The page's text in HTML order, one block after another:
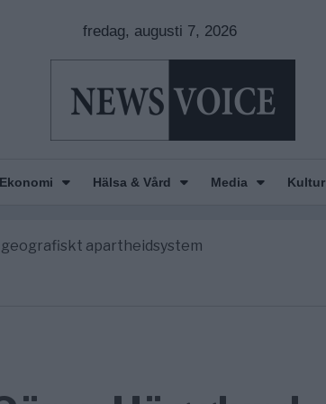
fredag, augusti 7, 2026
Ekonomi Hälsa & Vård Media Kultur
– Finally
geografiskt apartheidsystem